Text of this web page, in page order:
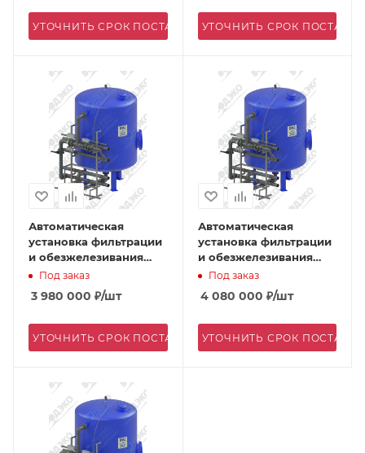
УТОЧНИТЬ СРОК ПОСТАВКИ УТОЧНИТЬ СРОК
Автоматическая
установка фильтрации
и обезжелезивания
АКВАФЛОУ FD 3200/E-2
Под заказ
3 980 000 ₽/шт
УТОЧНИТЬ СРОК ПОСТАВКИ
Автоматическая
установка фильтрации
и обезжелезивания
АКВАФЛОУ FD 3200/E-5
Под заказ
4 080 000 ₽/шт
УТОЧНИТЬ СРОК